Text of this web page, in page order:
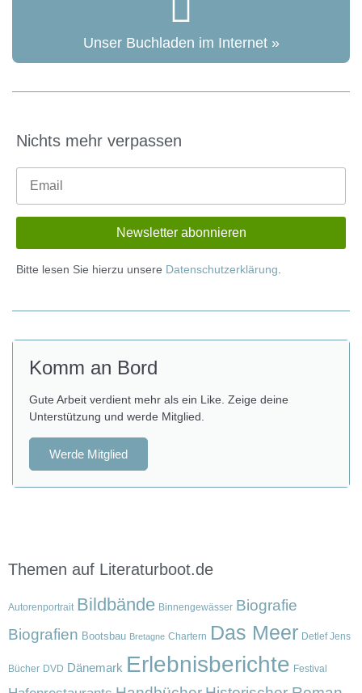
Unser Buchladen im Internet »
Nichts mehr verpassen
Bitte lesen Sie hierzu unsere Datenschutzerklärung
Komm an Bord
Gute Arbeit verdient mehr als ein Like. Zeige deine
Unterstützung und werde Mitglied.
Werde Mitglied
Themen auf Literaturboot.de
Autorenportrait Bildbände Binnengewässer Biografie
Biografien Bootsbau Bretagne Chartern Das Meer Detlef Jens
Bücher DVD Dänemark Erlebnisberichte Festival